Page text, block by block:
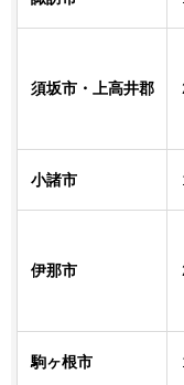
須坂市・上高井郡
小諸市
伊那市
駒ヶ根市